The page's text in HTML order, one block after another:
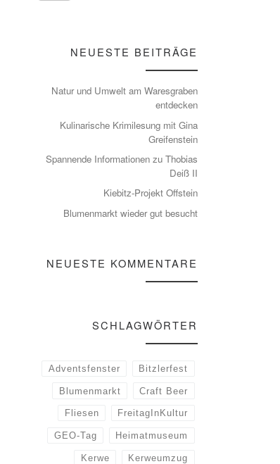
Offsteiner Kerwe
Fahnenschmuck an Kerwe
Kommende Woche ist es
wieder soweit: Wir feiern
Offsteiner Kerwe!Und dazu
NEUESTE BEITRÄGE
Natur und Umwelt am Waresgraben
entdecken
Kulinarische Krimilesung mit Gina
Greifenstein
Spannende Informationen zu Thobias
Deiß II
Kiebitz-Projekt Offstein
Blumenmarkt wieder gut besucht
NEUESTE KOMMENTARE
SCHLAGWÖRTER
Adventsfenster Bitzlerfest
Blumenmarkt Craft Beer
Fliesen FreitagInKultur
GEO-Tag Heimatmuseum
Kerwe Kerweumzug